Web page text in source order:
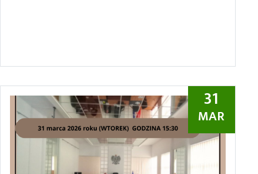
31
MAR